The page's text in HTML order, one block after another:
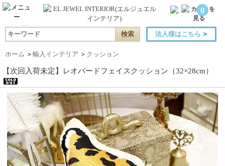
0
法人様はこちら ➤
ホーム ＞ 輸入インテリア ＞ クッション
【次回入荷未定】レオパードフェイスクッション（32×28cm）